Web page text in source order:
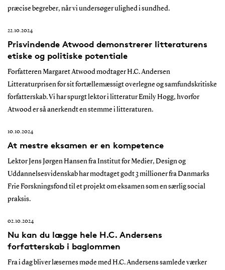
præcise begreber, når vi undersøger ulighed i sundhed.
22.10.2024
Prisvindende Atwood demonstrerer litteraturens
etiske og politiske potentiale
Forfatteren Margaret Atwood modtager H.C. Andersen
Litteraturprisen for sit fortællemæssigt overlegne og samfundskritiske
forfatterskab. Vi har spurgt lektor i litteratur Emily Hogg, hvorfor
Atwood er så anerkendt en stemme i litteraturen.
10.10.2024
At mestre eksamen er en kompetence
Lektor Jens Jørgen Hansen fra Institut for Medier, Design og
Uddannelsesvidenskab har modtaget godt 3 millioner fra Danmarks
Frie Forskningsfond til et projekt om eksamen som en særlig social
praksis.
02.10.2024
Nu kan du lægge hele H.C. Andersens
forfatterskab i baglommen
Fra i dag bliver læsernes møde med H.C. Andersens samlede værker